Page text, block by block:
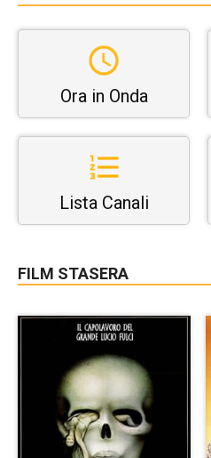
Ora in Onda
Lista Canali
FILM STASERA